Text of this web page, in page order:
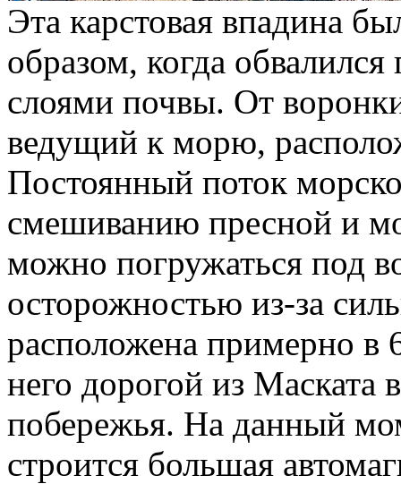
Эта карстовая впадина
образом, когда
слоями почвы. От
ведущий к морю,
Постоянный поток
смешиванию пресной и
можно погружаться под
осторожностью из-за
расположена примерно в
него дорогой из Маската
побережья. На данный
строится большая